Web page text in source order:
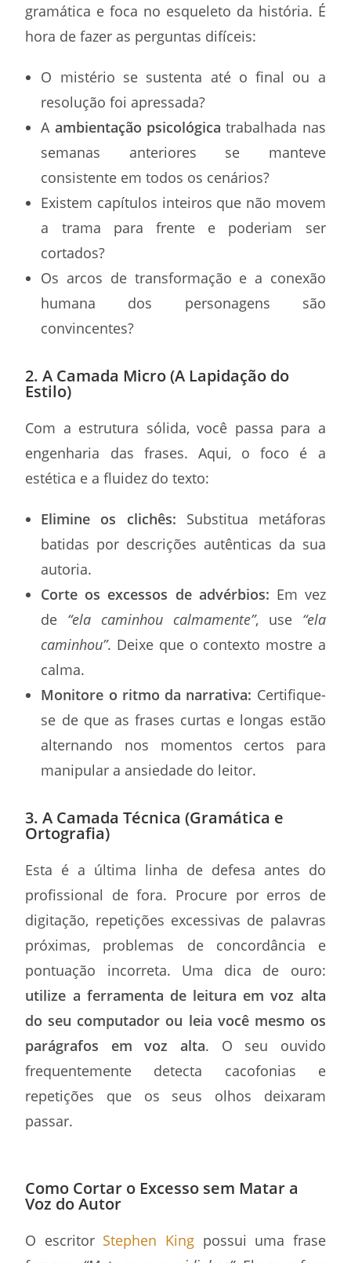
gramática e foca no esqueleto da história. É
hora de fazer as perguntas difíceis:
O mistério se sustenta até o final ou a
resolução foi apressada?
A ambientação psicológica trabalhada nas
semanas anteriores se manteve
consistente em todos os cenários?
Existem capítulos inteiros que não movem
a trama para frente e poderiam ser
cortados?
Os arcos de transformação e a conexão
humana dos personagens são
convincentes?
2. A Camada Micro (A Lapidação do
Estilo)
Com a estrutura sólida, você passa para a
engenharia das frases. Aqui, o foco é a
estética e a fluidez do texto:
Elimine os clichês: Substitua metáforas
batidas por descrições autênticas da sua
autoria.
Corte os excessos de advérbios: Em vez
de “ela caminhou calmamente”, use “ela
caminhou”. Deixe que o contexto mostre a
calma.
Monitore o ritmo da narrativa: Certifique-
se de que as frases curtas e longas estão
alternando nos momentos certos para
manipular a ansiedade do leitor.
3. A Camada Técnica (Gramática e
Ortografia)
Esta é a última linha de defesa antes do
profissional de fora. Procure por erros de
digitação, repetições excessivas de palavras
próximas, problemas de concordância e
pontuação incorreta. Uma dica de ouro:
utilize a ferramenta de leitura em voz alta
do seu computador ou leia você mesmo os
parágrafos em voz alta. O seu ouvido
frequentemente detecta cacofonias e
repetições que os seus olhos deixaram
passar.
Como Cortar o Excesso sem Matar a
Voz do Autor
O escritor Stephen King possui uma frase